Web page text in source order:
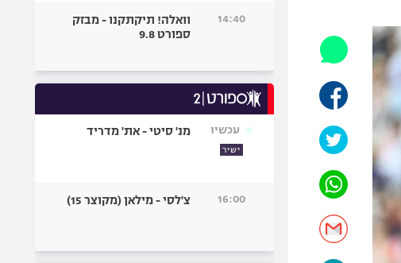
אופניים
כדורמים
פוטבול אמריקאי NFL
בייסבול MLB
14:40
וואלה! תיקתקנו - מבזק
ספורט 9.8
עכשיו
ישיר
מנ' סיטי - את' מדריד
16:00 צ'לסי - מילאן (מקוצר 15)